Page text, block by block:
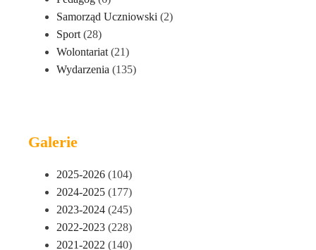
Samorząd Uczniowski (2)
Sport (28)
Wolontariat (21)
Wydarzenia (135)
Galerie
2025-2026 (104)
2024-2025 (177)
2023-2024 (245)
2022-2023 (228)
2021-2022 (140)